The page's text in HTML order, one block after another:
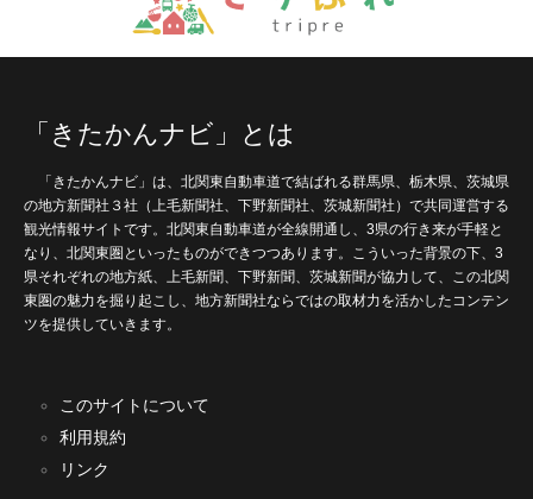
「きたかんナビ」とは
「きたかんナビ」は、北関東自動車道で結ばれる群馬県、栃木県、茨城県
の地方新聞社３社（上毛新聞社、下野新聞社、茨城新聞社）で共同運営する
観光情報サイトです。北関東自動車道が全線開通し、3県の行き来が手軽と
なり、北関東圏といったものができつつあります。こういった背景の下、3
県それぞれの地方紙、上毛新聞、下野新聞、茨城新聞が協力して、この北関
東圏の魅力を掘り起こし、地方新聞社ならではの取材力を活かしたコンテン
ツを提供していきます。
このサイトについて
利用規約
リンク